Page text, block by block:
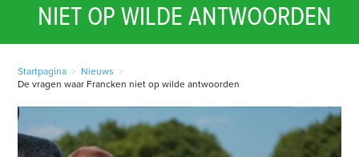
NIET OP WILDE ANTWOORDEN
Startpagina > Nieuws >
De vragen waar Francken niet op wilde antwoorden